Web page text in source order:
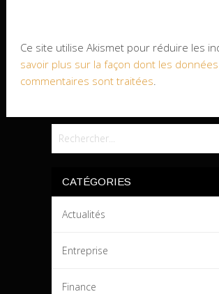
Ce site utilise Akismet pour réduire les
savoir plus sur la façon dont les
commentaires sont traitées
CATÉGORIES
Actualités
Entreprise
Finance